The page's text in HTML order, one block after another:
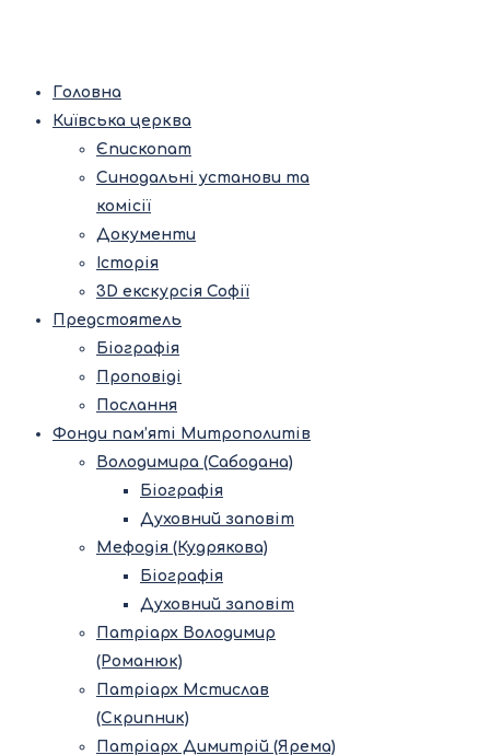
Головна
Київська церква
Єпископат
Синодальні установи та
комісії
Документи
Історія
3D екскурсія Софії
Предстоятель
Біографія
Проповіді
Послання
Фонди пам’яті Митрополитів
Володимира (Сабодана)
Біографія
Духовний заповіт
Мефодія (Кудрякова)
Біографія
Духовний заповіт
Патріарх Володимир
(Романюк)
Патріарх Мстислав
(Скрипник)
Патріарх Димитрій (Ярема)